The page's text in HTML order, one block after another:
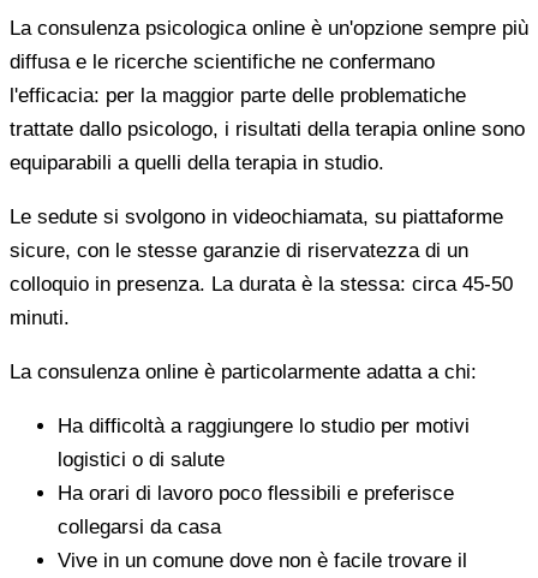
La consulenza psicologica online è un'opzione sempre più
diffusa e le ricerche scientifiche ne confermano
l'efficacia: per la maggior parte delle problematiche
trattate dallo psicologo, i risultati della terapia online sono
equiparabili a quelli della terapia in studio.
Le sedute si svolgono in videochiamata, su piattaforme
sicure, con le stesse garanzie di riservatezza di un
colloquio in presenza. La durata è la stessa: circa 45-50
minuti.
La consulenza online è particolarmente adatta a chi:
Ha difficoltà a raggiungere lo studio per motivi
logistici o di salute
Ha orari di lavoro poco flessibili e preferisce
collegarsi da casa
Vive in un comune dove non è facile trovare il